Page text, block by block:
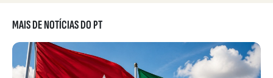
MAIS DE NOTÍCIAS DO PT